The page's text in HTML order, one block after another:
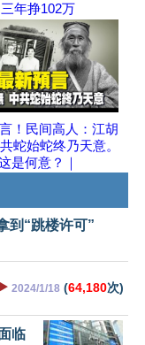
三年挣102万
！民间高人：江胡
蛇始蛇终乃天意。
是何意？｜
到“跳楼许可”
▶️ 2024/1/18 (64,180次)
临